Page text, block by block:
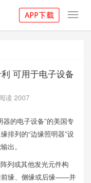
可用于电子设备
读 2007
的电子设备”的美国专
排列的“边缘照明器”设
出。
列或其他发光元件构
缘、侧缘或后缘——并